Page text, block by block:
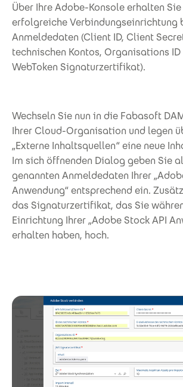
Über Ihre Adobe-Konsole erhalten
erfolgreiche Verbindungseinrichtung
Anmeldedaten (Client ID, Client
technischen Kontos, Organisations ID
WebToken Signaturzertifikat).
Wechseln Sie nun in die Fabasoft
Ihrer Cloud-Organisation und legen
„Externe Inhaltsquellen“ eine neue
Im sich öffnenden Dialog geben Sie
genannten Anmeldedaten Ihrer
Anwendung“ entsprechend ein.
das Signaturzertifikat, das Sie
Einrichtung Ihrer „Adobe Stock API
erhalten haben, hoch.